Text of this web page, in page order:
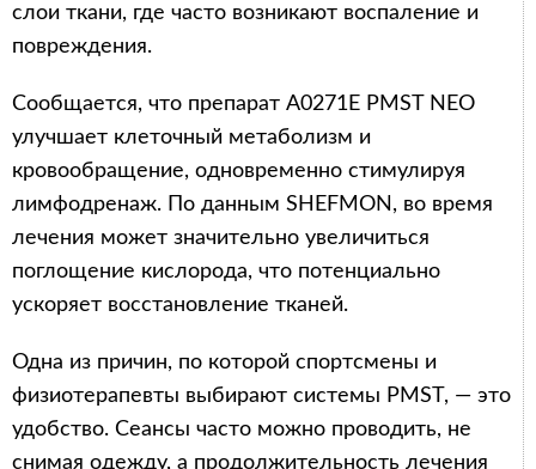
слои ткани, где часто возникают воспаление и
повреждения.
Сообщается, что препарат A0271E PMST NEO
улучшает клеточный метаболизм и
кровообращение, одновременно стимулируя
лимфодренаж. По данным SHEFMON, во время
лечения может значительно увеличиться
поглощение кислорода, что потенциально
ускоряет восстановление тканей.
Одна из причин, по которой спортсмены и
физиотерапевты выбирают системы PMST, — это
удобство. Сеансы часто можно проводить, не
снимая одежду, а продолжительность лечения